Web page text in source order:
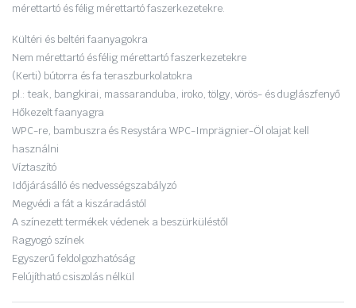
mérettartó és félig mérettartó faszerkezetekre.
Kültéri és beltéri faanyagokra
Nem mérettartó és félig mérettartó faszerkezetekre
(Kerti) bútorra és fa teraszburkolatokra
pl.: teak, bangkirai, massaranduba, iroko, tölgy, vörös- és duglászfenyő
Hőkezelt faanyagra
WPC-re, bambuszra és Resystára WPC-Imprägnier-Öl olajat kell
használni
Víztaszító
Időjárásálló és nedvességszabályzó
Megvédi a fát a kiszáradástól
A színezett termékek védenek a beszürküléstől
Ragyogó színek
Egyszerű feldolgozhatóság
Felújítható csiszolás nélkül